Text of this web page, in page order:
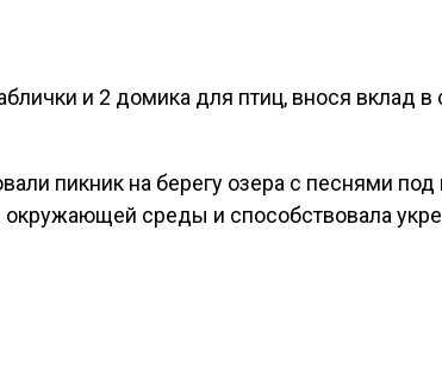
и 2 домика для птиц, внося вклад в
пикник на берегу озера с песнями под
среды и способствовала